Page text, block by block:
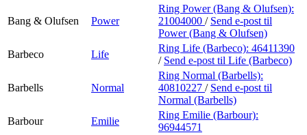
Bang & Olufsen Power
Ring Power (Bang & Olufsen):
21004000 / Send e-post til
Power (Bang & Olufsen)
Barbeco
Life
Ring Life (Barbeco): 46411390
/ Send e-post til Life (Barbeco)
Barbells Normal
Ring Normal (Barbells):
40810227 / Send e-post til
Normal (Barbells)
Barbour
Emilie
Ring Emilie (Barbour):
96944571